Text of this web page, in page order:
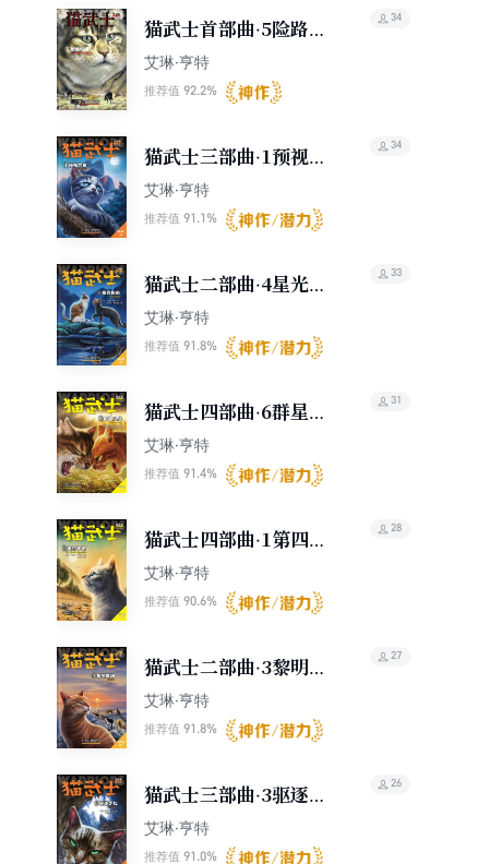
猫武士首部曲·5险路惊
魂
艾琳·亨特
推荐值 92.2%
34
猫武士三部曲·1预视力
量
艾琳·亨特
推荐值 91.1%
34
猫武士二部曲·4星光指
路
艾琳·亨特
推荐值 91.8%
33
猫武士四部曲·6群星之
战
艾琳·亨特
推荐值 91.4%
31
猫武士四部曲·1第四学
徒
艾琳·亨特
推荐值 90.6%
28
猫武士二部曲·3黎明重
现
艾琳·亨特
推荐值 91.8%
27
猫武士三部曲·3驱逐之
战
艾琳·亨特
推荐值 91.0%
26